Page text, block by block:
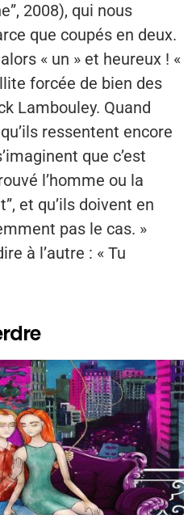
2008), qui nous
que coupés en deux.
« un » et heureux ! «
forcée de bien des
Lambouley. Quand
ressentent encore
que c’est
l’homme ou la
et qu’ils doivent en
pas le cas. »
à l’autre : « Tu